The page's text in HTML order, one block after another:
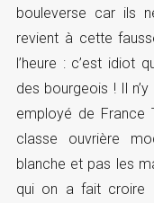
bouleverse car ils
revient à cette
l’heure : c’est idiot
des bourgeois ! Il
employé de France
classe ouvrière
blanche et pas les
qui on a fait croire